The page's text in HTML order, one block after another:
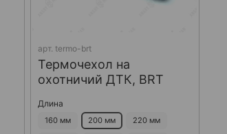
арт. termo-brt
Термочехол на
охотничий ДТК, BRT
Длина
160 мм 200 мм 220 мм